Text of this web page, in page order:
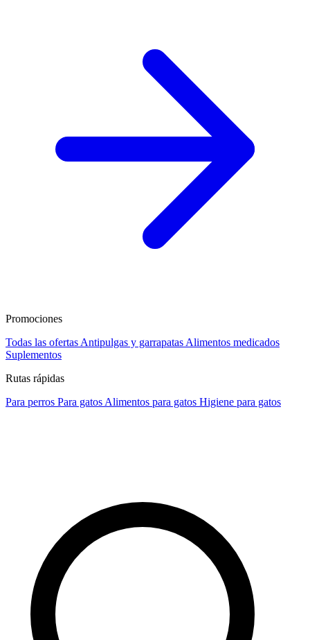
Promociones
Todas las ofertas Antipulgas y garrapatas Alimentos medicados
Suplementos
Rutas rápidas
Para perros Para gatos Alimentos para gatos Higiene para gatos